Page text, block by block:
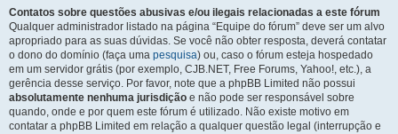
Contatos sobre questões abusivas e/ou ilegais relacionadas a este fórum
Qualquer administrador listado na página “Equipe do fórum” deve ser um alvo
apropriado para as suas dúvidas. Se você não obter resposta, deverá contatar
o dono do domínio (faça uma pesquisa) ou, caso o fórum esteja hospedado
em um servidor grátis (por exemplo, CJB.NET, Free Forums, Yahoo!, etc.), a
gerência desse serviço. Por favor, note que a phpBB Limited não possui
absolutamente nenhuma jurisdição e não pode ser responsável sobre
quando, onde e por quem este fórum é utilizado. Não existe motivo em
contatar a phpBB Limited em relação a qualquer questão legal (interrupção e